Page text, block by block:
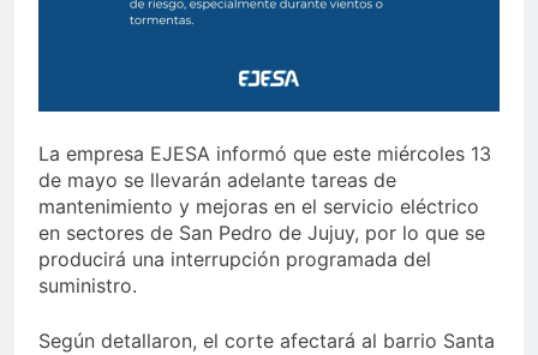
La empresa EJESA informó que este miércoles 13
de mayo se llevarán adelante tareas de
mantenimiento y mejoras en el servicio eléctrico
en sectores de San Pedro de Jujuy, por lo que se
producirá una interrupción programada del
suministro.
Según detallaron, el corte afectará al barrio Santa